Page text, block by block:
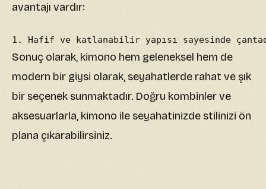
avantajı vardır:
1. Hafif ve katlanabilir yapısı sayesinde
Sonuç olarak, kimono hem geleneksel hem de
modern bir giysi olarak, seyahatlerde rahat ve şık
bir seçenek sunmaktadır. Doğru kombinler ve
aksesuarlarla, kimono ile seyahatinizde stilinizi ön
plana çıkarabilirsiniz.